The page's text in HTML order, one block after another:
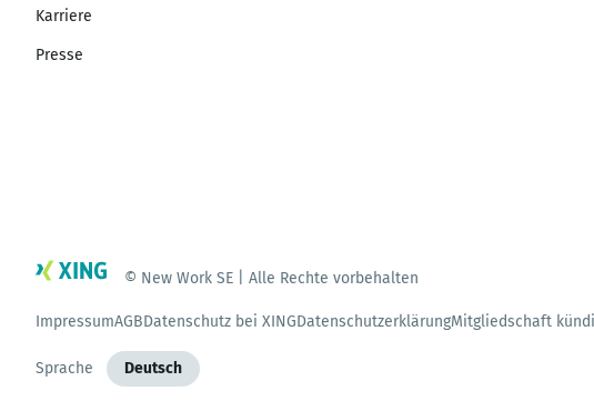
Karriere
Presse
© New Work SE | Alle Rechte vorbehalten
ImpressumAGBDatenschutz bei XINGDatenschutzerklärungMitgliedschaft
Sprache Deutsch